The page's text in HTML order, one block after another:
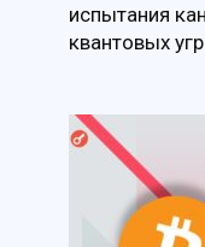
испытания
квантовых